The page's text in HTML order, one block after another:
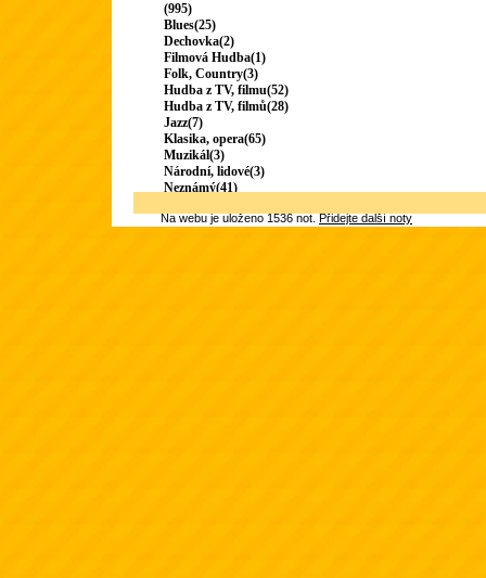
(995)
Blues(25)
Dechovka(2)
Filmová Hudba(1)
Folk, Country(3)
Hudba z TV, filmu(52)
Hudba z TV, filmů(28)
Jazz(7)
Klasika, opera(65)
Muzikál(3)
Národní, lidové(3)
Neznámý(41)
Na webu je uloženo 1536 not.Přidejte další noty